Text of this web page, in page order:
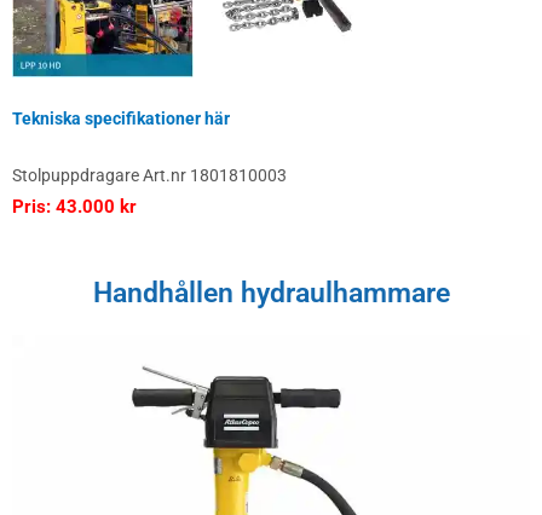
Tekniska specifikationer här
Stolpuppdragare Art.nr 1801810003
Pris: 43.000 kr
Handhållen hydraulhammare